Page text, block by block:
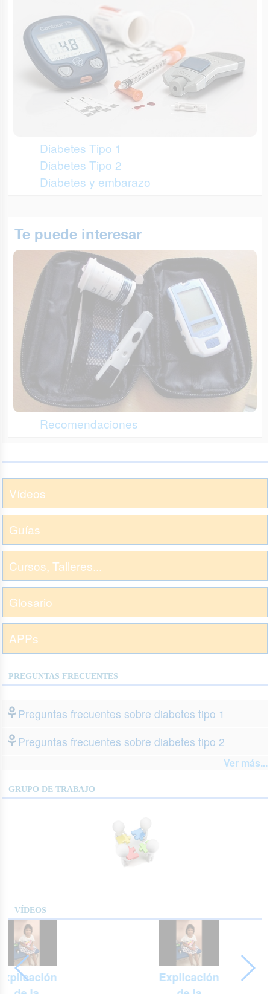
Diabetes Tipo 1
Diabetes Tipo 2
Diabetes y embarazo
Te puede interesar
Recomendaciones
Vídeos
Guías
Cursos, Talleres...
Glosario
APPs
PREGUNTAS FRECUENTES
Preguntas frecuentes sobre diabetes tipo 1
Preguntas frecuentes sobre diabetes tipo 2
Ver más...
GRUPO DE TRABAJO
VÍDEOS
Explicación